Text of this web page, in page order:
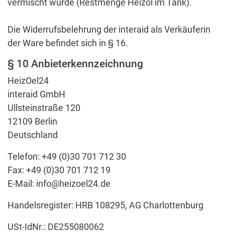
vermischt wurde (Restmenge Heizöl im Tank).
Die Widerrufsbelehrung der interaid als Verkäuferin
der Ware befindet sich in § 16.
§ 10 Anbieterkennzeichnung
HeizOel24
interaid GmbH
Ullsteinstraße 120
12109 Berlin
Deutschland
Telefon: +49 (0)30 701 712 30
Fax: +49 (0)30 701 712 19
E-Mail: info@heizoel24.de
Handelsregister: HRB 108295, AG Charlottenburg
USt-IdNr.: DE255080062